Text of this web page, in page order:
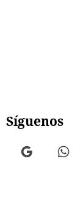
Síguenos